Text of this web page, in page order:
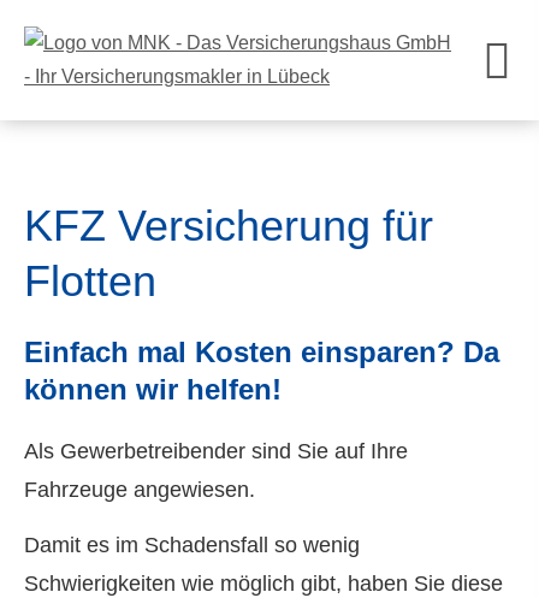
KFZ ­Versicherung für
Flotten
Einfach mal Kosten einsparen? Da
können wir helfen!
Als Gewerbetreibender sind Sie auf Ihre
Fahrzeuge angewiesen.
Damit es im Schadensfall so wenig
Schwierigkeiten wie möglich gibt, haben Sie diese